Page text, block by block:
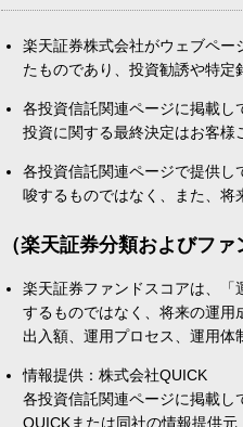
楽天証券株式会社がウェブペ
たものであり、投資勧誘や特
各投資信託関連ページに掲載
投資に関する最終決定はお客
各投資信託関連ページで提供
唆するものではなく、また、
（楽天証券分類およびフ
楽天証券ファンドスコアは、
するものではなく、将来の運
出入額、運用プロセス、運用
情報提供：株式会社QUICK
各投資信託関連ページに掲載
QUICKまたは同社の情報提供